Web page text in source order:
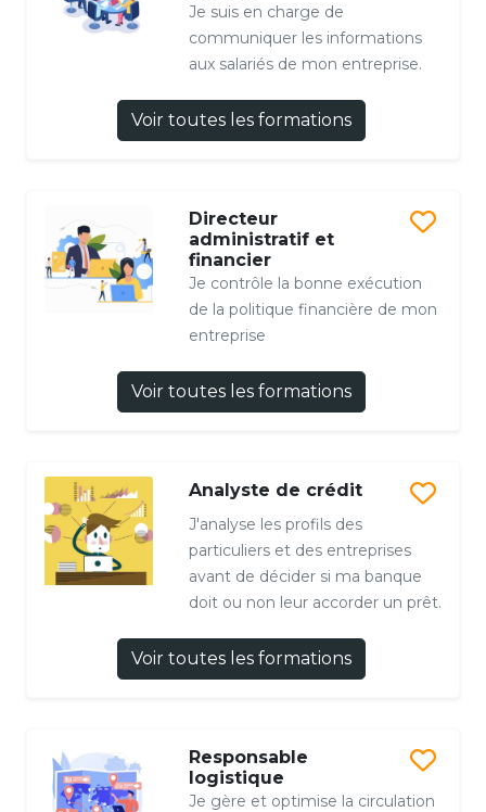
Je suis en charge de
communiquer les informations
aux salariés de mon entreprise.
Voir toutes les formations
Directeur
administratif et
financier
Je contrôle la bonne exécution
de la politique financière de mon
entreprise
Voir toutes les formations
Analyste de crédit
J'analyse les profils des
particuliers et des entreprises
avant de décider si ma banque
doit ou non leur accorder un prêt.
Voir toutes les formations
Responsable
logistique
Je gère et optimise la circulation